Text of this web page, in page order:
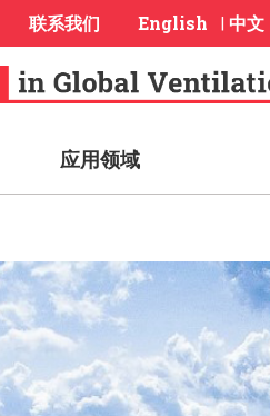
联系我们 English | 中文
应用领域